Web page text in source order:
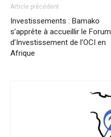
Article précédent
Investissements : Bamako
s’apprête à accueillir le Forum
d’Investissement de l’OCI en
Afrique